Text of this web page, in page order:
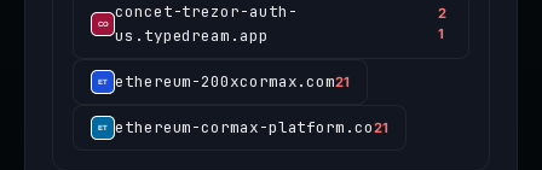
concet-trezor-auth-
us.typedream.app
2
1
ethereum-200xcormax.com21
ethereum-cormax-platform.co21